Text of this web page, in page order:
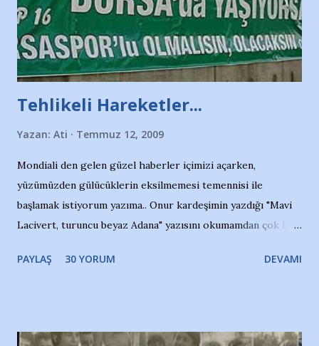
Tehlikeli Hareketler...
Yazan: Ati Temmuz 12, 2009
Mondiali den gelen güzel haberler içimizi açarken,
yüzümüzden gülücüklerin eksilmemesi temennisi ile
başlamak istiyorum yazıma.. Onur kardeşimin yazdığı "Mavi
Lacivert, turuncu beyaz Adana" yazısını okumamdan çok kısa
irkildim.. "Bursasporlu taraftarlar, İstanbul takımlarının
PAYLAŞ 30 YORUM DEVAMI